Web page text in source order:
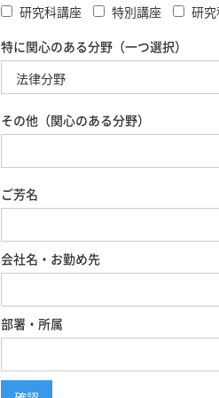
研究科講座 特別講座 研
特に関心のある分野（一つ選択）
その他（関心のある分野）
ご芳名
会社名・お勤め先
部署・所属